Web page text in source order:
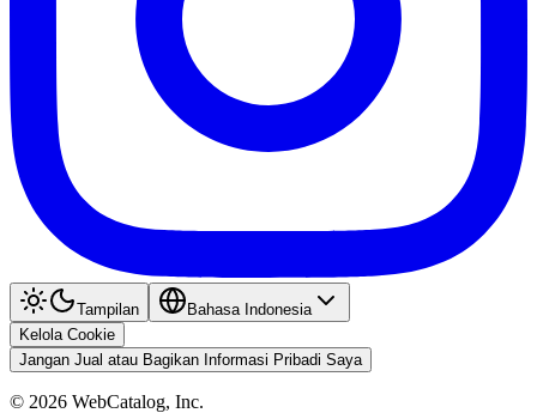
Tampilan
Bahasa Indonesia
Kelola Cookie
Jangan Jual atau Bagikan Informasi Pribadi Saya
© 2026 WebCatalog, Inc.